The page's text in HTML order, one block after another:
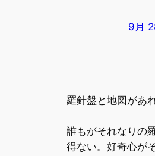
9月
羅針盤と地図があ
誰もがそれなりの
得ない。好奇心が